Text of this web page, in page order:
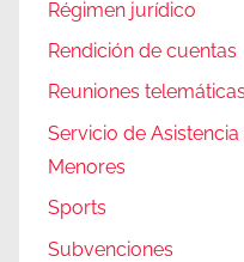
Régimen jurídico
Rendición de cuentas
Reuniones telemáticas
Servicio de
Menores
Sports
Subvenciones